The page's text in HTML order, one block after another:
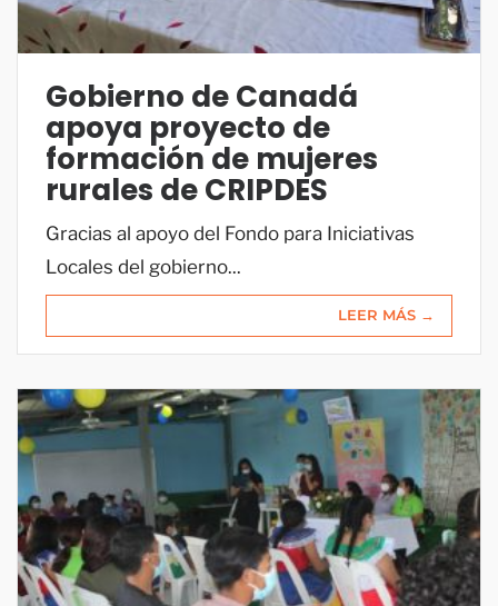
Gobierno de Canadá
apoya proyecto de
formación de mujeres
rurales de CRIPDES
Gracias al apoyo del Fondo para Iniciativas
Locales del gobierno...
LEER MÁS →